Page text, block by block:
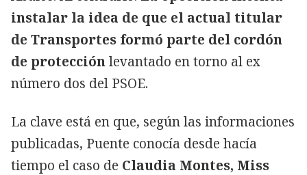
instalar la idea de que el actual titular
de Transportes formó parte del cordón
de protecciónlevantado en torno al ex
número dos del PSOE.
La clave está en que, según las informaciones
publicadas, Puente conocía desde hacía
tiempo el caso de Claudia Montes, Miss